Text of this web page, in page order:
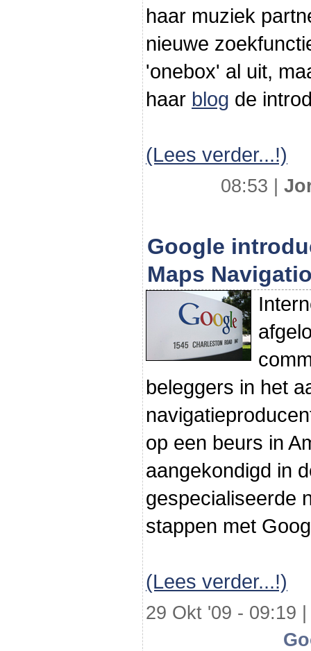
haar muziek
nieuwe
'onebox' al uit,
haar blog de
(Lees verder...!)
08:53 |
Google
Maps
beleggers in het
op een beurs in
aangekondigd in
gespecialiseerde
stappen met
(Lees verder...!)
29 Okt '09 - 09:19 |